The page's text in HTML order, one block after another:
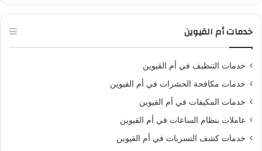
خدمات أم القيوين
خدمات التنظيف في أم القيوين
خدمات مكافحة الحشرات في أم القيوين
خدمات المكيفات في أم القيوين
عاملات بنظام الساعات في أم القيوين
خدمات كشف التسربات في أم القيوين